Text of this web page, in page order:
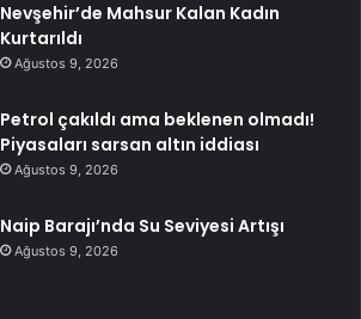
Nevşehir’de Mahsur Kalan Kadın
Kurtarıldı
Ağustos 9, 2026
Petrol çakıldı ama beklenen olmadı!
Piyasaları sarsan altın iddiası
Ağustos 9, 2026
Naip Barajı’nda Su Seviyesi Artışı
Ağustos 9, 2026